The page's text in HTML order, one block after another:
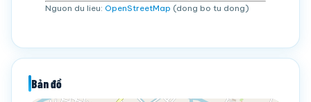
Nguon du lieu: OpenStreetMap (dong bo tu dong)
Bản đồ